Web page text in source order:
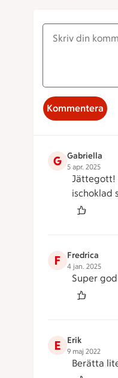
Kommentera
G Gabriella
5 apr. 2025
Jättegott!
ischoklad
F Fredrica
4 jan. 2025
Super
E Erik
9 maj 2022
Berätta